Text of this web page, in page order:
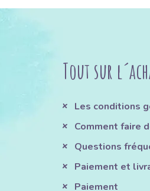
Tout sur
Les conditions
Comment faire
Questions
Paiement et
Paiement